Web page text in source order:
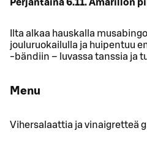
Perjantaina 6.11. Amarillon
Ilta alkaa hauskalla
jouluruokailulla ja huipentuu
-bändiin – luvassa tanssia ja
Menu
Vihersalaattia ja vinaigretteä